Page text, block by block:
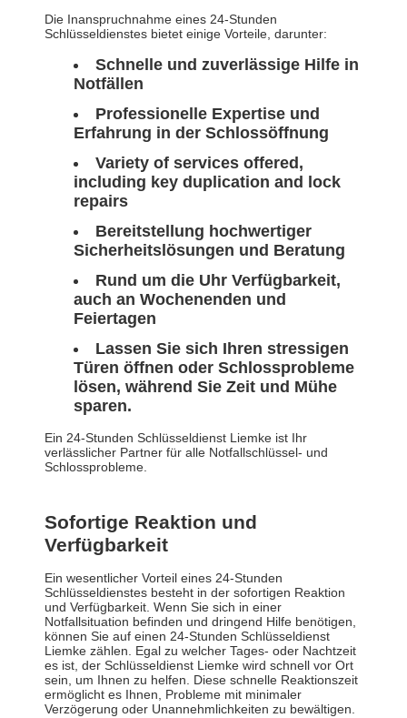
Die Inanspruchnahme eines 24-Stunden
Schlüsseldienstes bietet einige Vorteile, darunter:
Schnelle und zuverlässige Hilfe in
Notfällen
Professionelle Expertise und
Erfahrung in der Schlossöffnung
Variety of services offered,
including key duplication and lock
repairs
Bereitstellung hochwertiger
Sicherheitslösungen und Beratung
Rund um die Uhr Verfügbarkeit,
auch an Wochenenden und
Feiertagen
Lassen Sie sich Ihren stressigen
Türen öffnen oder Schlossprobleme
lösen, während Sie Zeit und Mühe
sparen.
Ein 24-Stunden Schlüsseldienst Liemke ist Ihr
verlässlicher Partner für alle Notfallschlüssel- und
Schlossprobleme.
Sofortige Reaktion und
Verfügbarkeit
Ein wesentlicher Vorteil eines 24-Stunden
Schlüsseldienstes besteht in der sofortigen Reaktion
und Verfügbarkeit. Wenn Sie sich in einer
Notfallsituation befinden und dringend Hilfe benötigen,
können Sie auf einen 24-Stunden Schlüsseldienst
Liemke zählen. Egal zu welcher Tages- oder Nachtzeit
es ist, der Schlüsseldienst Liemke wird schnell vor Ort
sein, um Ihnen zu helfen. Diese schnelle Reaktionszeit
ermöglicht es Ihnen, Probleme mit minimaler
Verzögerung oder Unannehmlichkeiten zu bewältigen.